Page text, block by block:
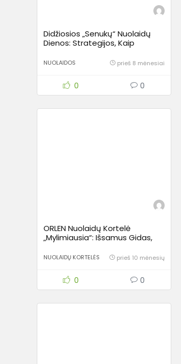
Didžiosios „Senukų“ Nuolaidų
Dienos: Strategijos, Kaip
Ne Tik
NUOLAIDOS prieš 8 mėnesiai
0 0
ORLEN Nuolaidų Kortelė
„Mylimiausia“: Išsamus Gidas,
Kelionės Kilometre
NUOLAIDŲ KORTELĖS prieš 10 mėnesių
0 0